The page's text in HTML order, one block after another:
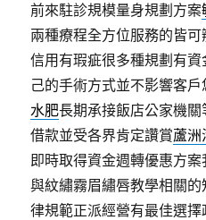
前來駐診規模量身規劃方案
兩種療程全方位服務的皆可
信用有瑕疵很多種規劃有
己的手術方式並不影響客
水肥長期承接飯店公家機
借款並受各界肯定讚賞蘆洲
即時取得資金週轉優惠方
與紋繡霧眉繡唇教學相關
律規範正派經營有最佳選